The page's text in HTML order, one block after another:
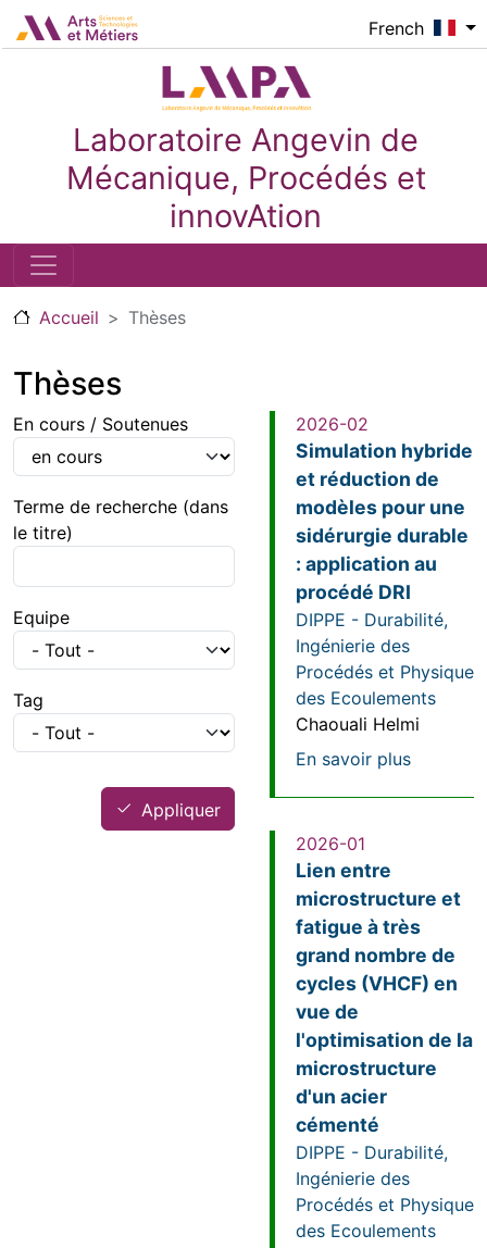
Aller au contenu principal
Laboratoire Angevin de
Mécanique, Procédés et
innovAtion
French
Logo_image
Accueil Thèses
Thèses
2026-02
Simulation hybride
et réduction de
modèles pour une
sidérurgie durable
: application au
procédé DRI
DIPPE - Durabilité,
Ingénierie des
Procédés et Physique
des Ecoulements
Chaouali Helmi
En savoir plussur
2026-01
Lien entre
microstructure et
fatigue à très
grand nombre de
cycles (VHCF) en
vue de
l'optimisation de la
microstructure
d'un acier
cémenté
DIPPE - Durabilité,
Ingénierie des
Procédés et Physique
des Ecoulements
En cours / Soutenues
Terme de recherche (dans
le titre)
Equipe
Tag
Appliquer